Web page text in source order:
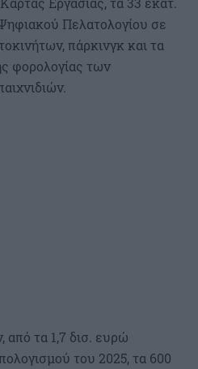
Πελατολογίου σε
πάρκινγκ και τα
φορολογίας των
τα 1,7 δισ. ευρώ
του 2025, τα 600